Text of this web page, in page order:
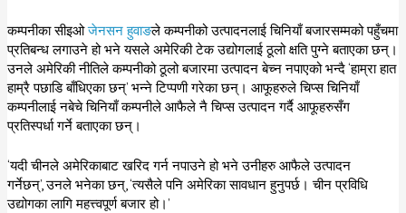
कम्पनीका सीइओजेनसन हुवाङले कम्पनीको उत्पादनलाई चिनियाँ बजारसम्मको पहुँचमा
प्रतिबन्ध लगाउने हो भने यसले अमेरिकी टेक उद्योगलाई ठूलो क्षति पुग्ने बताएका छन्।
उनले अमेरिकी नीतिले कम्पनीको ठूलो बजारमा उत्पादन बेच्न नपाएको भन्दै ‘हाम्रा हात
हाम्रै पछाडि बाँधिएका छन्’ भन्ने टिप्पणी गरेका छन्। आफूहरुले चिप्स चिनियाँ
कम्पनीलाई नबेचे चिनियाँ कम्पनीले आफैले नै चिप्स उत्पादन गर्दै आफूहरुसँग
प्रतिस्पर्धा गर्ने बताएका छन्।
‘यदी चीनले अमेरिकाबाट खरिद गर्न नपाउने हो भने उनीहरु आफैले उत्पादन
गर्नेछन्’, उनले भनेका छन्, ‘त्यसैले पनि अमेरिका सावधान हुनुपर्छ। चीन प्रविधि
उद्योगका लागि महत्त्वपूर्ण बजार हो।’